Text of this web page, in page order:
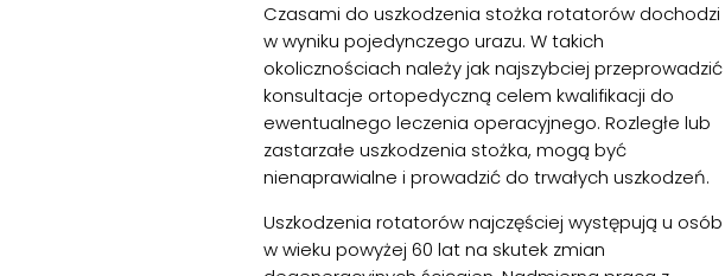
Czasami do uszkodzenia stożka rotatorów dochodzi
w wyniku pojedynczego urazu. W takich
okolicznościach należy jak najszybciej przeprowadzić
konsultacje ortopedyczną celem kwalifikacji do
ewentualnego leczenia operacyjnego. Rozległe lub
zastarzałe uszkodzenia stożka, mogą być
nienaprawialne i prowadzić do trwałych uszkodzeń.
Uszkodzenia rotatorów najczęściej występują u osób
w wieku powyżej 60 lat na skutek zmian